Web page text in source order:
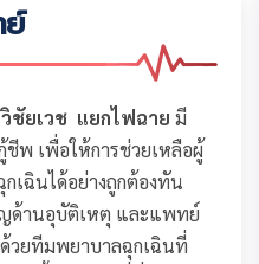
ชัยเวช แยกไฟฉาย มี
พ เพื่อให้การช่วยเหลือผู้
เฉินได้อย่างถูกต้องทัน
ด้านอุบัติเหตุ และแพทย์
วยทีมพยาบาลฉุกเฉินที่